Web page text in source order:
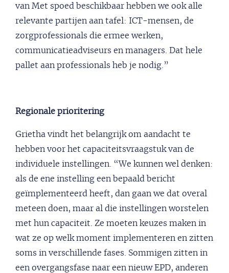
van Met spoed beschikbaar hebben we ook alle
relevante partijen aan tafel: ICT-mensen, de
zorgprofessionals die ermee werken,
communicatieadviseurs en managers. Dat hele
pallet aan professionals heb je nodig.”
Regionale prioritering
Grietha vindt het belangrijk om aandacht te
hebben voor het capaciteitsvraagstuk van de
individuele instellingen. “We kunnen wel denken:
als de ene instelling een bepaald bericht
geïmplementeerd heeft, dan gaan we dat overal
meteen doen, maar al die instellingen worstelen
met hun capaciteit. Ze moeten keuzes maken in
wat ze op welk moment implementeren en zitten
soms in verschillende fases. Sommigen zitten in
een overgangsfase naar een nieuw EPD, anderen